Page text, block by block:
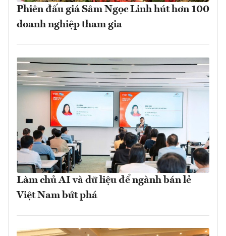
Phiên đấu giá Sâm Ngọc Linh hút hơn 100
doanh nghiệp tham gia
Làm chủ AI và dữ liệu để ngành bán lẻ
Việt Nam bứt phá